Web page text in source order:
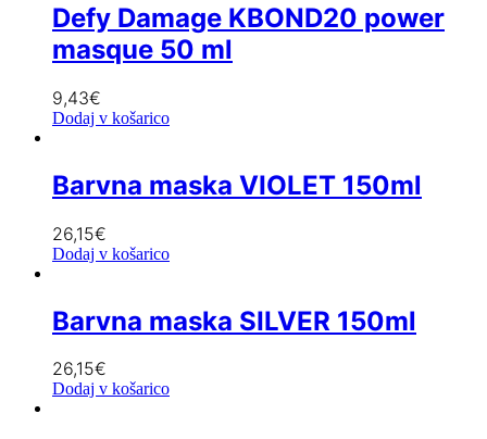
Defy Damage KBOND20 power
masque 50 ml
9,43€
Dodaj v košarico
Barvna maska VIOLET 150ml
26,15€
Dodaj v košarico
Barvna maska SILVER 150ml
26,15€
Dodaj v košarico